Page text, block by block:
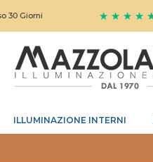
★ ★ ★ ★ ★
ILLUMINAZIONE INTERNI